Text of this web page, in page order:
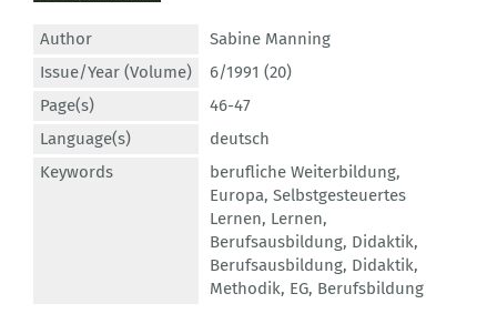
Author
Sabine Manning
Issue/Year (Volume)
6/1991 (20)
Page(s)
46-47
Language(s)
deutsch
Keywords
berufliche Weiterbildung,
Europa, Selbstgesteuertes
Lernen, Lernen,
Berufsausbildung, Didaktik,
Berufsausbildung, Didaktik,
Methodik, EG, Berufsbildung